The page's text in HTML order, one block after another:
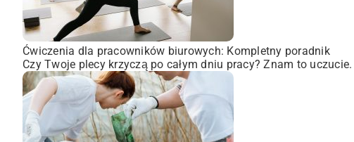
Ćwiczenia dla pracowników biurowych: Kompletny poradnik
Czy Twoje plecy krzyczą po całym dniu pracy? Znam to